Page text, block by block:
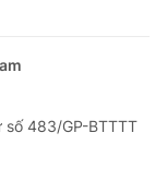
483/GP-BTTTT